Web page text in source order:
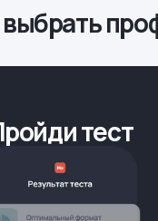
тест